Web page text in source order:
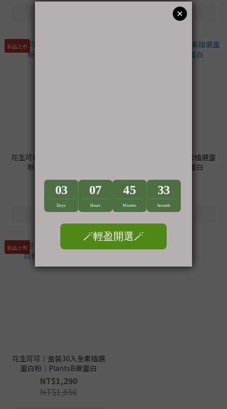
新品上市
花生可可｜500g全素植選蛋白
粉｜PlantsB彼蛋白
NT$449
NT$499
太妃糖湖鹽｜500g全素植選蛋
白粉｜PlantsB彼蛋白
NT$449
NT$499
新品上市
花生可可｜盒裝30入全素植選
蛋白粉｜PlantsB彼蛋白
NT$1,290
NT$1,650